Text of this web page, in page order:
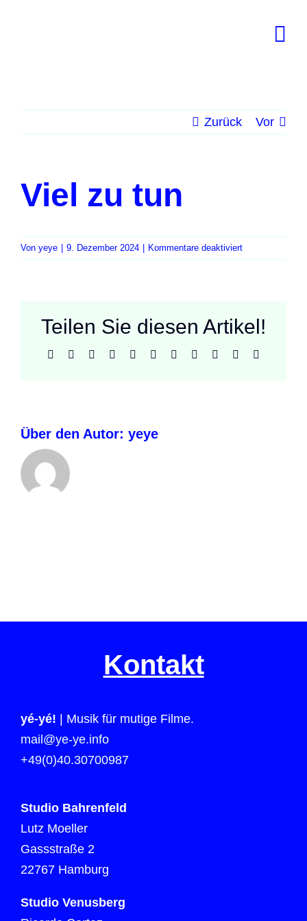
Zurück Vor
Viel zu tun
Von yeye 9. Dezember 2024 Kommentare deaktiviertfür
Viel
Teilen Sie diesen Artikel!
Facebook Reddit LinkedInWhatsAppTelegram
TumblrPinterest Xing
Über den Autor: yeye
Kontakt
yé-yé! | Musik für mutige Filme.
mail@ye-ye.info
+49(0)40.30700987
Studio Bahrenfeld
Lutz Moeller
Gassstraße 2
22767 Hamburg
Studio Venusberg